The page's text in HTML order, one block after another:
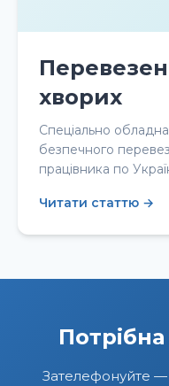
хворих
Спеціально
безпечного
працівника по
Читати статтю →
Зателефонуйте